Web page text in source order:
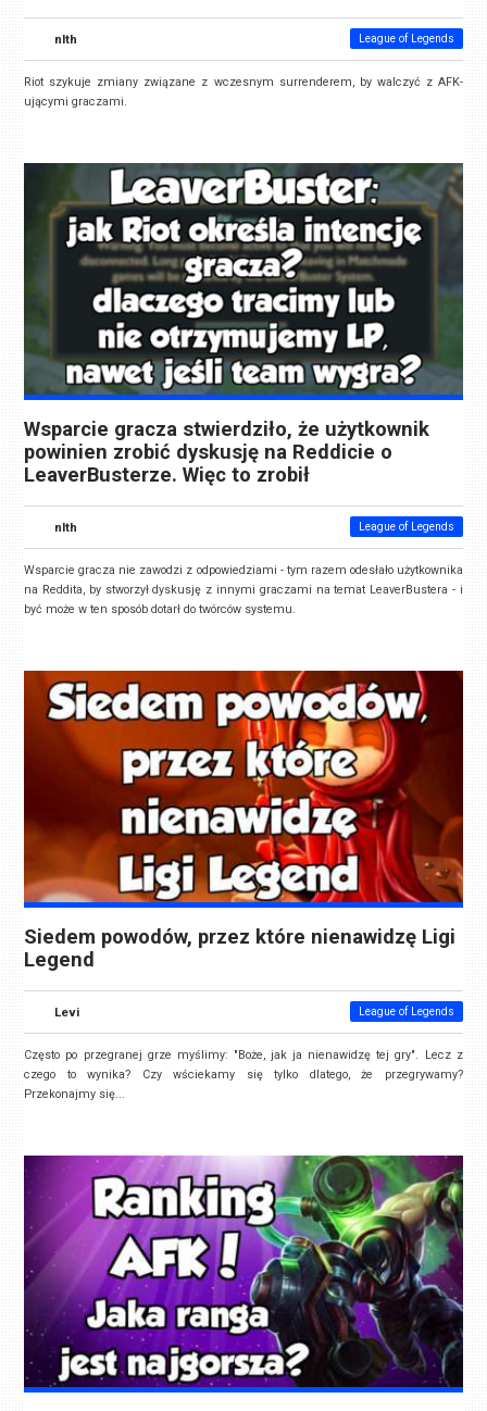
nlth League of Legends
Riot szykuje zmiany związane z wczesnym surrenderem, by walczyć z AFK-
ującymi graczami.
Wsparcie gracza stwierdziło, że użytkownik
powinien zrobić dyskusję na Reddicie o
LeaverBusterze. Więc to zrobił
nlth League of Legends
Wsparcie gracza nie zawodzi z odpowiedziami - tym razem odesłało użytkownika
na Reddita, by stworzył dyskusję z innymi graczami na temat LeaverBustera - i
być może w ten sposób dotarł do twórców systemu.
Siedem powodów, przez które nienawidzę Ligi
Legend
Levi League of Legends
Często po przegranej grze myślimy: "Boże, jak ja nienawidzę tej gry". Lecz z
czego to wynika? Czy wściekamy się tylko dlatego, że przegrywamy?
Przekonajmy się...